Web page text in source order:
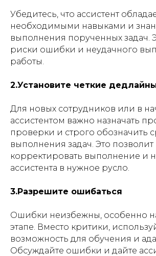
Убедитесь, что ассистент
необходимыми навыками и
выполнения порученных задач.
риски ошибки и неудачного
работы.
2.Установите четкие
Для новых сотрудников или в
ассистентом важно назначать
проверки и строго обозначить
выполнения задач. Это
корректировать выполнение и
ассистента в нужное русло.
3.Разрешите ошибаться
Ошибки неизбежны, особенно
этапе. Вместо критики,
возможность для обучения и
Обсуждайте ошибки и дайте